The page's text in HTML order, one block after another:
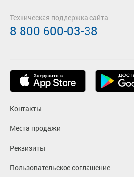
Контакты
Места продажи
Реквизиты
Пользовательское соглашение
Техническая поддержка сайта
8 800 600-03-38